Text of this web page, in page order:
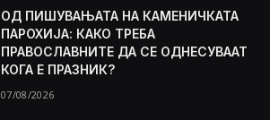
ОД ПИШУВАЊАТА НА КАМЕНИЧКАТА
ПАРОХИЈА: КАКО ТРЕБА
ПРАВОСЛАВНИТЕ ДА СЕ ОДНЕСУВААТ
КОГА Е ПРАЗНИК?
07/08/2026